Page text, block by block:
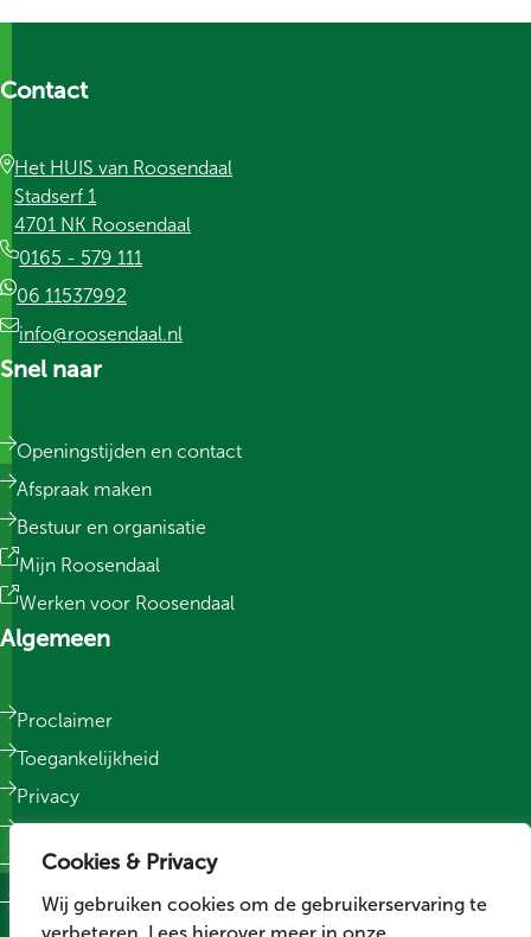
Cookies & Privacy
Wij gebruiken cookies om de gebruikerservaring te
verbeteren. Lees hierover meer in onze
Contact
Het HUIS van Roosendaal
Stadserf 1
4701 NK Roosendaal
0165 - 579 111
06 11537992
info@roosendaal.nl
Snel naar
Openingstijden en contact
Afspraak maken
Bestuur en organisatie
Mijn Roosendaal
Werken voor Roosendaal
Algemeen
Proclaimer
Toegankelijkheid
Privacy
Sitemap
Cookievoorkeuren wijzigen